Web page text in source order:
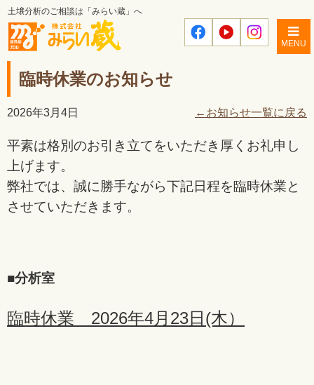
土壌分析のご相談は「みらい蔵」へ
MENU
臨時休業のお知らせ
2026年3月4日 ←お知らせ一覧に戻る
平素は格別のお引き立てをいただき厚くお礼申し
上げます。
弊社では、誠に勝手ながら下記日程を臨時休業と
させていただきます。
■分析室
臨時休業 2026年4月23日(木）